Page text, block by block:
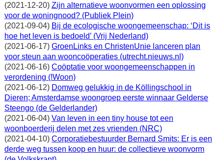
(2021-12-20) Zijn alternatieve woonvormen een oplossing
voor de woningnood? (Publiek Plein)
(2021-09-04) Bij de ecologische woongemeenschap: ‘Dit is
hoe het leven is bedoeld’ (Vrij Nederland)
(2021-06-17) GroenLinks en ChristenUnie lanceren plan
voor steun aan wooncoöperaties (utrecht.nieuws.nl)
(2021-06-16) Coöptatie voor woongemeenschappen in
verordening (!Woon)
(2021-06-12) Domweg gelukkig in de Köllingschool in
Dieren; Amsterdamse woongroep eerste winnaar Gelderse
Steengo (de Gelderlander)
(2021-06-04) Van leven in een tiny house tot een
woonboerderij delen met zes vrienden (NRC)
(2021-04-10) Corporatiebestuurder Bernard Smits: Er is een
derde weg tussen koop en huur: de collectieve woonvorm